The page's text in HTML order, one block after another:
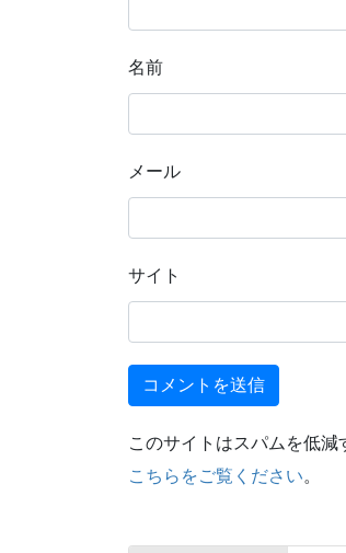
名前
メール
サイト
このサイトはスパムを低減
こちらをご覧ください。